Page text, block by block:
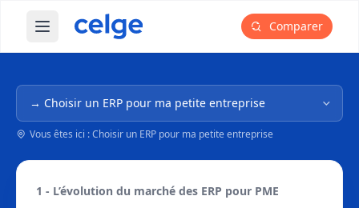
Ouvrir le menu principal Comparer
Navigation dans l'arborescence
Vous êtes ici : Choisir un ERP pour ma petite entreprise
1 - L’évolution du marché des ERP pour PME